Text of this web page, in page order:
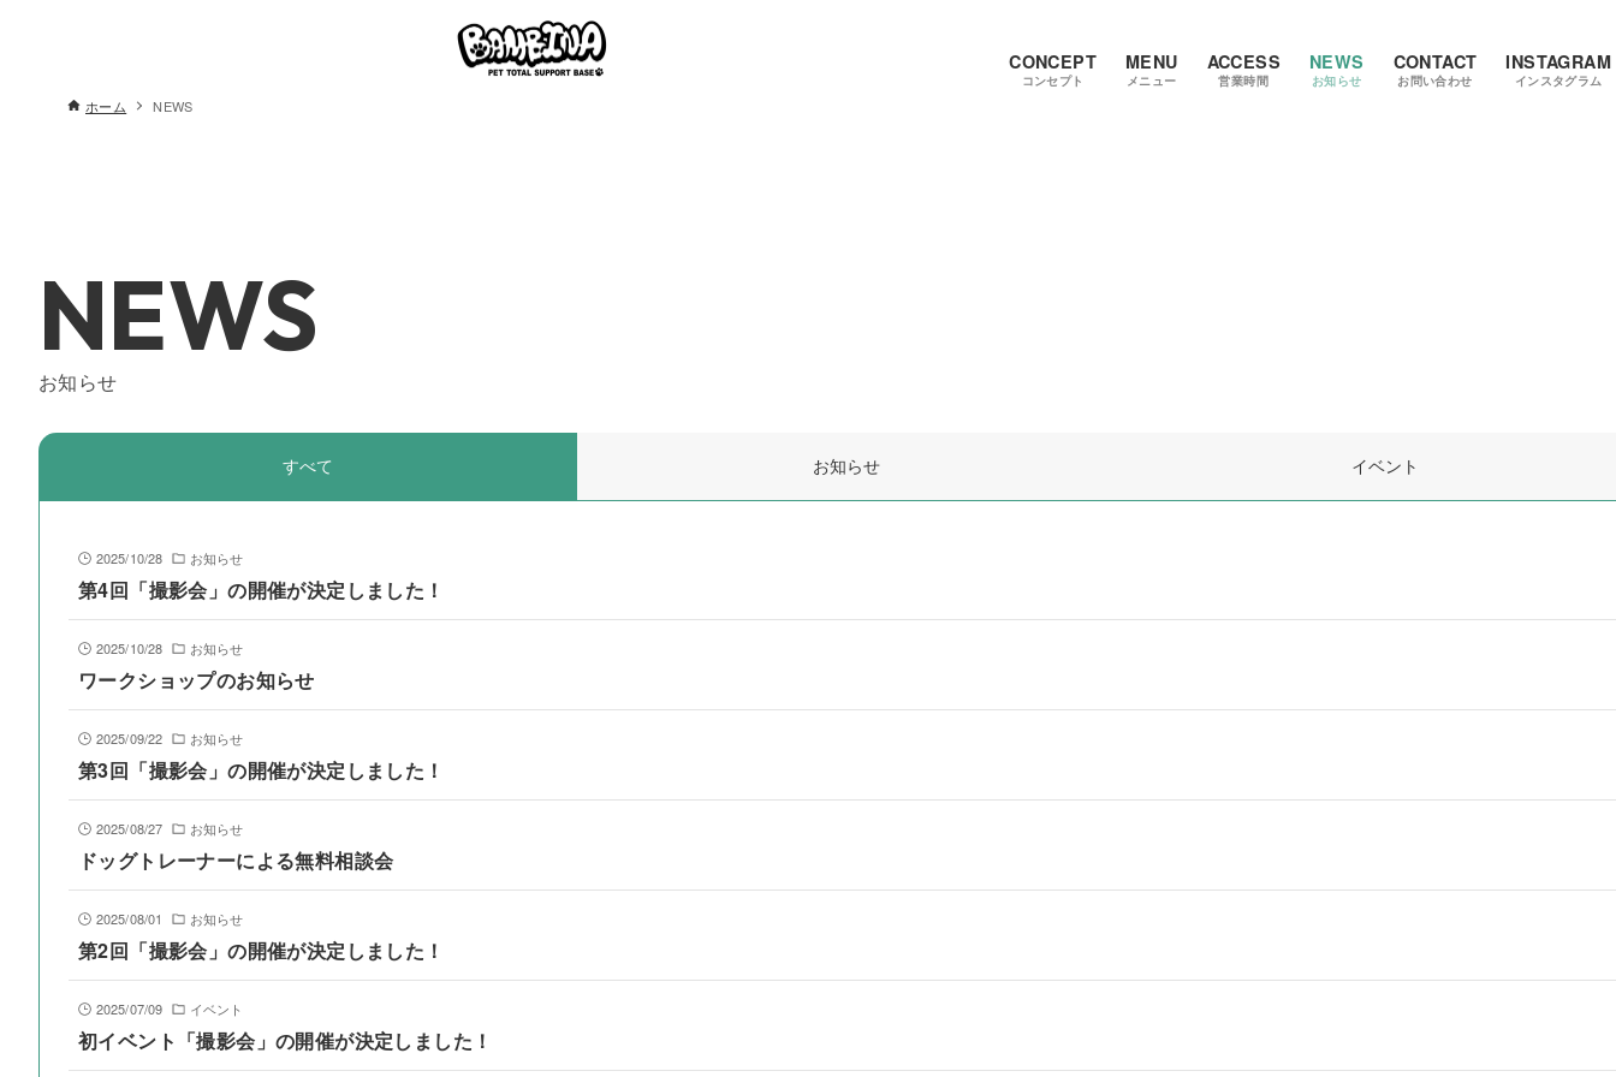
CONCEPT
コンセプト
MENU
メニュー
ACCESS
営業時間
NEWS
お知らせ
CONTACT
お問い合わせ
INSTAGRAM
インスタグラム
ホーム NEWS
NEWS
お知らせ
すべて お知らせ イベント
2025/10/28 お知らせ
第4回「撮影会」の開催が決定しました！
2025/10/28 お知らせ
ワークショップのお知らせ
2025/09/22 お知らせ
第3回「撮影会」の開催が決定しました！
2025/08/27 お知らせ
ドッグトレーナーによる無料相談会
2025/08/01 お知らせ
第2回「撮影会」の開催が決定しました！
2025/07/09 イベント
初イベント「撮影会」の開催が決定しました！